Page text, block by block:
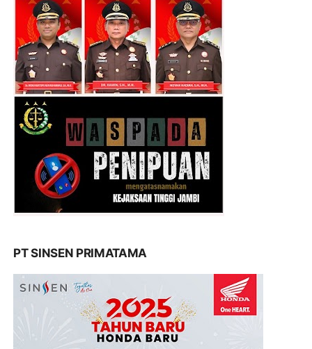
PT SINSEN PRIMATAMA